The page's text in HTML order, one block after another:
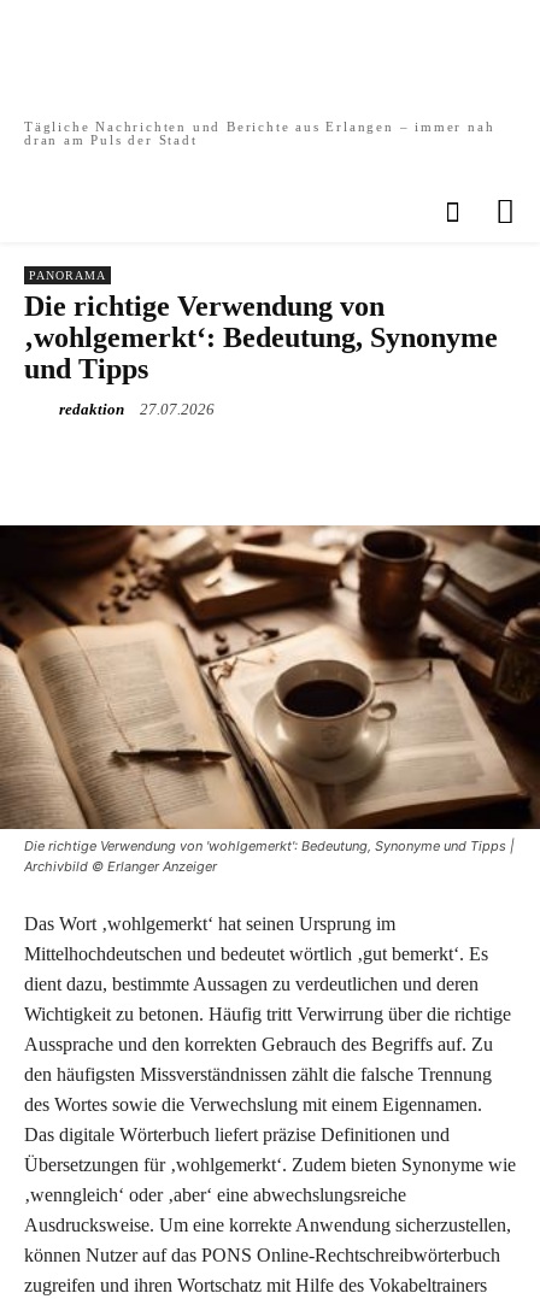
Tägliche Nachrichten und Berichte aus Erlangen – immer nah
dran am Puls der Stadt
PANORAMA
Die richtige Verwendung von
‚wohlgemerkt‘: Bedeutung, Synonyme
und Tipps
redaktion 27.07.2026
Die richtige Verwendung von 'wohlgemerkt': Bedeutung, Synonyme und Tipps |
Archivbild © Erlanger Anzeiger
Das Wort ‚wohlgemerkt‘ hat seinen Ursprung im
Mittelhochdeutschen und bedeutet wörtlich ‚gut bemerkt‘. Es
dient dazu, bestimmte Aussagen zu verdeutlichen und deren
Wichtigkeit zu betonen. Häufig tritt Verwirrung über die richtige
Aussprache und den korrekten Gebrauch des Begriffs auf. Zu
den häufigsten Missverständnissen zählt die falsche Trennung
des Wortes sowie die Verwechslung mit einem Eigennamen.
Das digitale Wörterbuch liefert präzise Definitionen und
Übersetzungen für ‚wohlgemerkt‘. Zudem bieten Synonyme wie
‚wenngleich‘ oder ‚aber‘ eine abwechslungsreiche
Ausdrucksweise. Um eine korrekte Anwendung sicherzustellen,
können Nutzer auf das PONS Online-Rechtschreibwörterbuch
zugreifen und ihren Wortschatz mit Hilfe des Vokabeltrainers